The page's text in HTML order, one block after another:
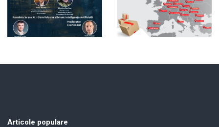
Articole populare